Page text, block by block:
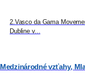
2.Vasco da Gama
Dubline v...
Medzinárodné vzťahy,